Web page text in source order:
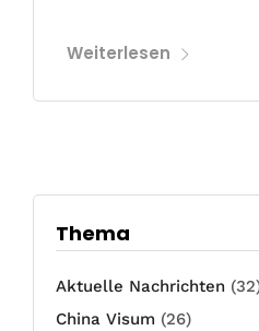
Weiterlesen
Thema
Aktuelle Nachrichten
China Visum (26)